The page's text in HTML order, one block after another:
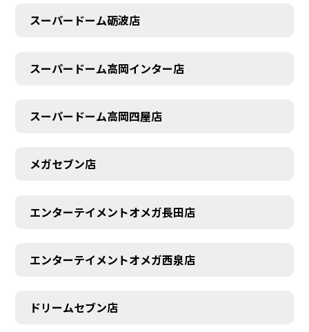
スーパードーム砺波店
スーパードーム高岡インター店
スーパードーム高岡四屋店
メガセブン店
エンターテイメントオメガ長田店
エンターテイメントオメガ西泉店
ドリームセブン店